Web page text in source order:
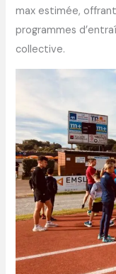
max estimée,
programmes
collective.